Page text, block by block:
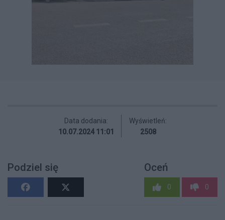
Data dodania:
10.07.2024 11:01
Wyświetleń:
2508
Podziel się Oceń
0 0